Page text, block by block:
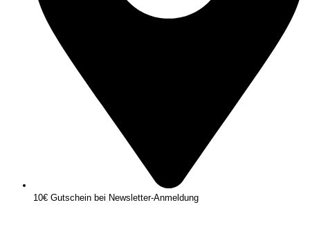
10€ Gutschein bei Newsletter-Anmeldung